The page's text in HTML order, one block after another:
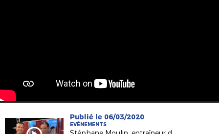
Publié le 06/03/2020
EVÉNEMENTS